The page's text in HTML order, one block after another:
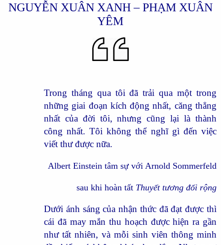
NGUYỄN XUÂN XANH – PHẠM XUÂN
YÊM
Trong tháng qua tôi đã trải qua một trong
những giai đoạn kích động nhất, căng thẳng
nhất của đời tôi, nhưng cũng lại là thành
công nhất. Tôi không thể nghĩ gì đến việc
viết thư được nữa.
Albert Einstein tâm sự với Arnold Sommerfeld
sau khi hoàn tất Thuyết tương đối rộng
Dưới ánh sáng của nhận thức đã đạt được thì
cái đã may mắn thu hoạch được hiện ra gần
như tất nhiên, và mỗi sinh viên thông minh